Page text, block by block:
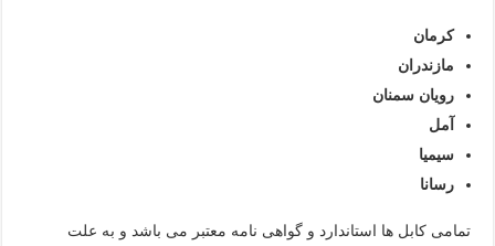
کرمان
مازندران
رویان سمنان
آمل
سیمیا
رسانا
تمامی کابل ها استاندارد و گواهی نامه معتبر می باشد و به علت